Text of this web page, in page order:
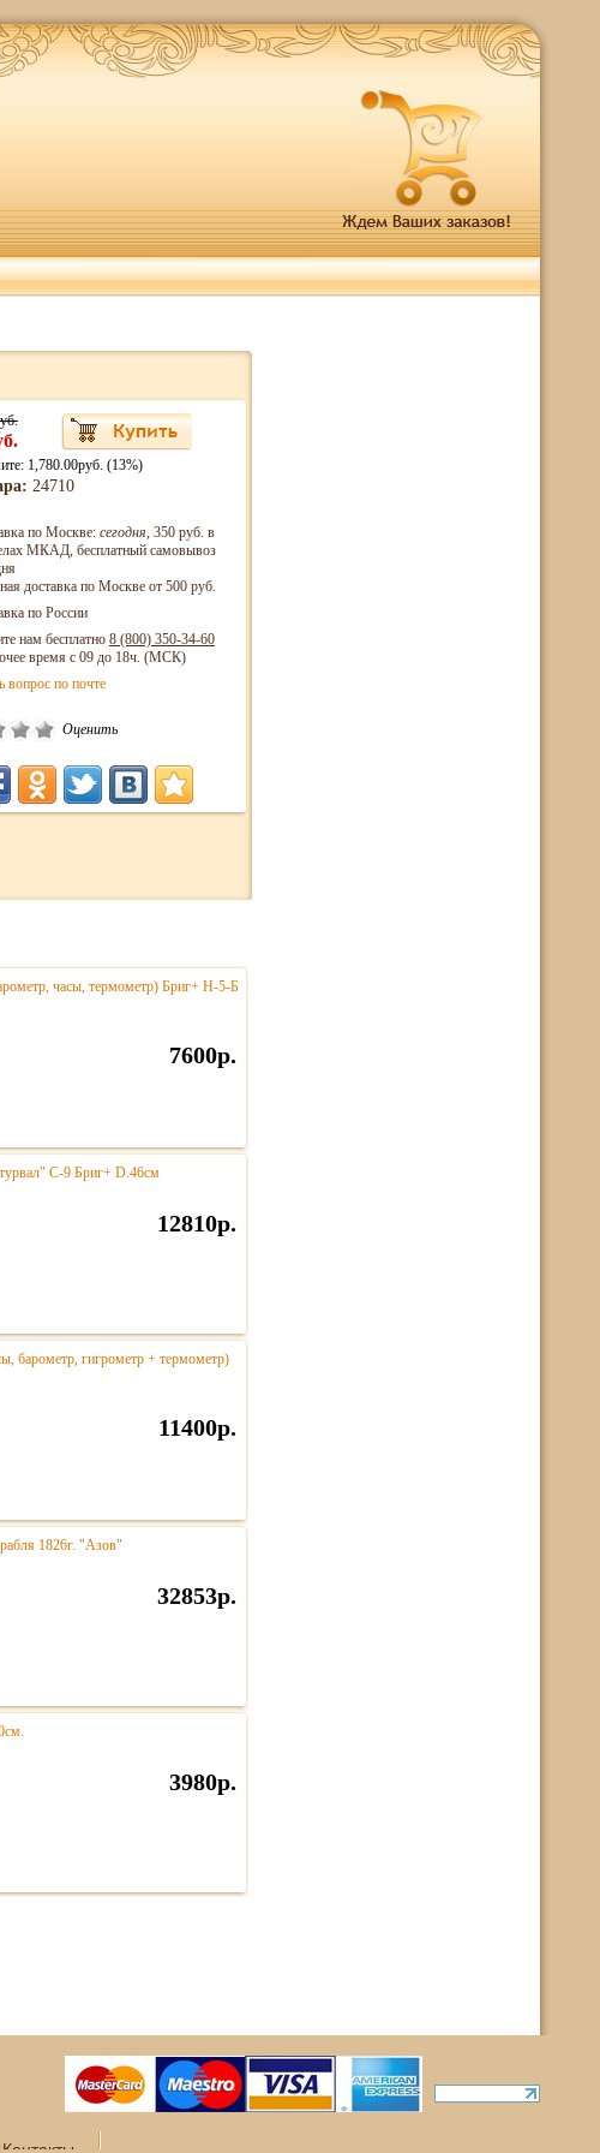
1,780.00руб. (13%)
24710
по Москве: сегодня, 350 руб. в
МКАД, бесплатный самовывоз
доставка по Москве от 500 руб.
по России
нам бесплатно 8 (800) 350-34-60
время с 09 до 18ч. (МСК)
вопрос по почте
Оценить
часы, термометр) Бриг+ Н-5-Б
7600р.
С-9 Бриг+ D.46см
12810р.
барометр, гигрометр + термометр)
11400р.
1826г. "Азов"
32853р.
3980р.